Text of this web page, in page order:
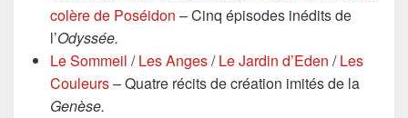
colère de Poséidon – Cinq épisodes inédits de
l’Odyssée.
Le Sommeil /Les Anges/Le Jardin d’Eden /Les
Couleurs– Quatre récits de création imités de la
Genèse.